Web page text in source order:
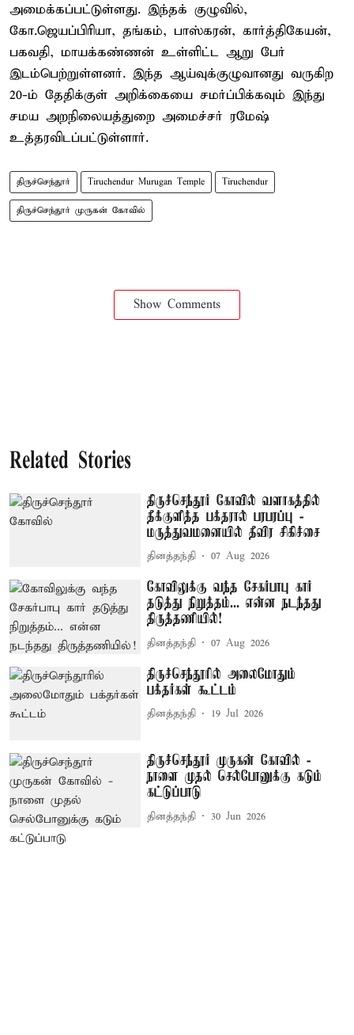
அமைக்கப்பட்டுள்ளது. இந்தக் குழுவில்,
கோ.ஜெயப்பிரியா, தங்கம், பாஸ்கரன், கார்த்திகேயன்,
பகவதி, மாயக்கண்ணன் உள்ளிட்ட ஆறு பேர்
இடம்பெற்றுள்ளனர். இந்த ஆய்வுக்குழுவானது வருகிற
20-ம் தேதிக்குள் அறிக்கையை சமர்ப்பிக்கவும் இந்து
சமய அறநிலையத்துறை அமைச்சர் ரமேஷ்
உத்தரவிடப்பட்டுள்ளார்.
திருச்செந்தூர் Tiruchendur Murugan Temple Tiruchendur
திருச்செந்தூர் முருகன் கோவில்
Show Comments
Related Stories
திருச்செந்தூர் கோவில் வளாகத்தில்
தீக்குளித்த பக்தரால் பரபரப்பு -
மருத்துவமனையில் தீவிர சிகிச்சை
தினத்தந்தி 07 Aug 2026
கோவிலுக்கு வந்த சேகர்பாபு கார்
தடுத்து நிறுத்தம்... என்ன நடந்தது
திருத்தணியில்!
தினத்தந்தி 07 Aug 2026
திருச்செந்தூரில் அலைமோதும்
பக்தர்கள் கூட்டம்
தினத்தந்தி 19 Jul 2026
திருச்செந்தூர் முருகன் கோவில் -
நாளை முதல் செல்போனுக்கு கடும்
கட்டுப்பாடு
தினத்தந்தி 30 Jun 2026